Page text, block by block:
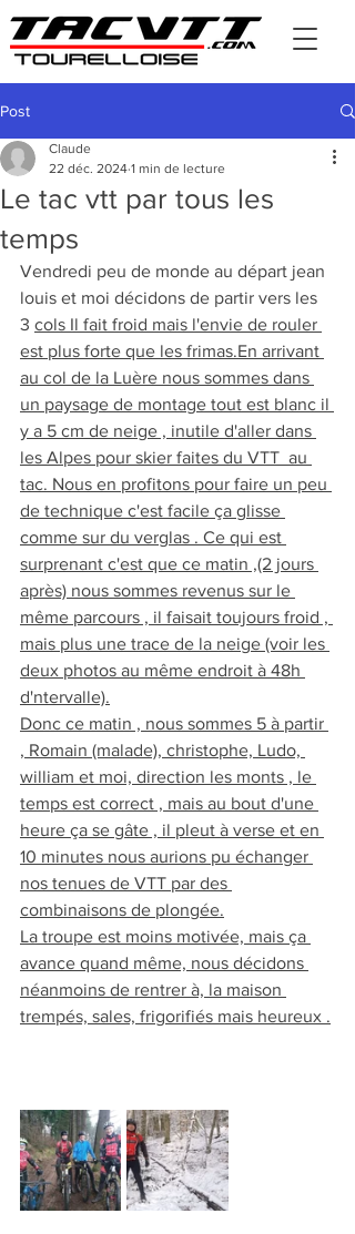
Post
Le tac vtt par tous les
temps
Claude
22 déc. 2024 1 min de lecture
Vendredi peu de monde au départ jean
louis et moi décidons de partir vers les
3 cols Il fait froid mais l'envie de rouler
est plus forte que les frimas.En arrivant
au col de la Luère nous sommes dans
un paysage de montage tout est blanc il
y a 5 cm de neige , inutile d'aller dans
les Alpes pour skier faites du VTT  au
tac. Nous en profitons pour faire un peu
de technique c'est facile ça glisse
comme sur du verglas . Ce qui est
surprenant c'est que ce matin ,(2 jours
après) nous sommes revenus sur le
même parcours , il faisait toujours froid ,
mais plus une trace de la neige (voir les
deux photos au même endroit à 48h
d'ntervalle).
Donc ce matin , nous sommes 5 à partir
, Romain (malade), christophe, Ludo,
william et moi, direction les monts , le
temps est correct , mais au bout d'une
heure ça se gâte , il pleut à verse et en
10 minutes nous aurions pu échanger
nos tenues de VTT par des
combinaisons de plongée.
La troupe est moins motivée, mais ça
avance quand même, nous décidons
néanmoins de rentrer à, la maison
trempés, sales, frigorifiés mais heureux .